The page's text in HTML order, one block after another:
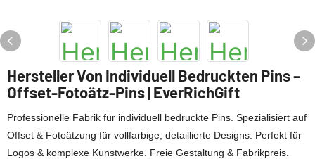
Hersteller Von Individuell Bedruckten Pins –
Offset-Fotoätz-Pins | EverRichGift
Professionelle Fabrik für individuell bedruckte Pins. Spezialisiert auf
Offset & Fotoätzung für vollfarbige, detaillierte Designs. Perfekt für
Logos & komplexe Kunstwerke. Freie Gestaltung & Fabrikpreis.